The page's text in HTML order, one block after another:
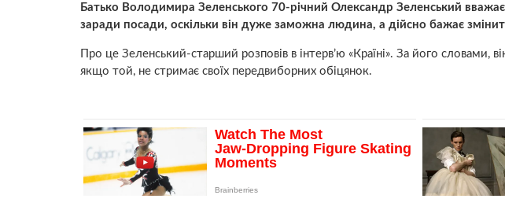
Батько Володимира Зеленського 70-річний Олександр Зеленський
заради посади, оскільки він дуже заможна людина, а дійсно бажає
Про це Зеленський-старший розповів в інтерв’ю «Країні». За його словами,
якщо той, не стримає своїх передвиборних обіцянок.